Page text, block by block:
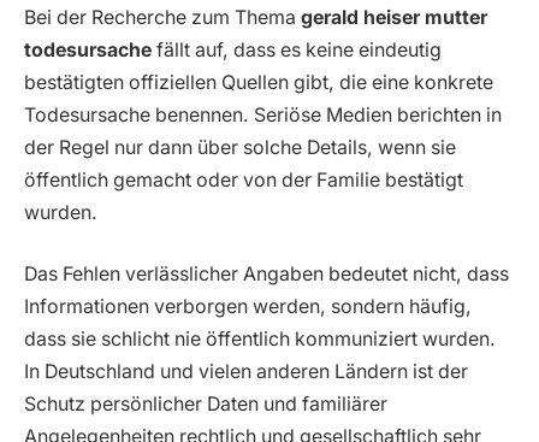
Bei der Recherche zum Thema gerald heiser mutter
todesursache fällt auf, dass es keine eindeutig
bestätigten offiziellen Quellen gibt, die eine konkrete
Todesursache benennen. Seriöse Medien berichten in
der Regel nur dann über solche Details, wenn sie
öffentlich gemacht oder von der Familie bestätigt
wurden.
Das Fehlen verlässlicher Angaben bedeutet nicht, dass
Informationen verborgen werden, sondern häufig,
dass sie schlicht nie öffentlich kommuniziert wurden.
In Deutschland und vielen anderen Ländern ist der
Schutz persönlicher Daten und familiärer
Angelegenheiten rechtlich und gesellschaftlich sehr